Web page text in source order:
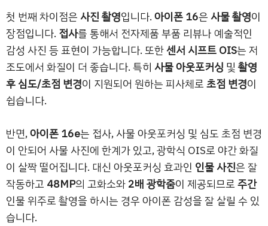
첫 번째 차이점은사진 촬영입니다.아이폰 16은사물 촬영이
장점입니다. 접사를 통해서 전자제품 부품 리뷰나 예술적인
감성 사진 등 표현이 가능합니다. 또한센서 시프트 OIS는 저
조도에서 화질이 더 좋습니다. 특히 사물 아웃포커싱 및촬영
후 심도/초점 변경이 지원되어 원하는 피사체로초점 변경이
쉽습니다.
반면,아이폰 16e는 접사, 사물 아웃포커싱 및 심도 초점 변경
이 안되어 사물 사진에 한계가 있고, 광학식 OIS로 야간 화질
이 살짝 떨어집니다. 대신 아웃포커싱 효과인 인물 사진은 잘
작동하고 48MP의 고화소와2배 광학줌이 제공되므로주간
인물 위주로 촬영을 하시는 경우 아이폰 감성을 잘 살릴 수 있
습니다.